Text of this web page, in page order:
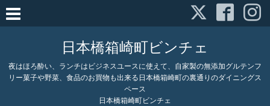
日本橋箱崎町ビンチェ
夜はほろ酔い、ランチはビジネスユースに使えて、自家製の無添加グルテンフ
リー菓子や野菜、食品のお買物も出来る日本橋箱崎町の裏通りのダイニングス
ペース
日本橋箱崎町ビンチェ